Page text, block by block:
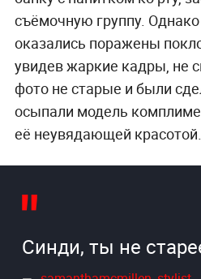
съёмочную группу.
оказались поражены
увидев жаркие кадры, не
фото не старые и были
осыпали модель
её неувядающей красотой.
Синди, ты не